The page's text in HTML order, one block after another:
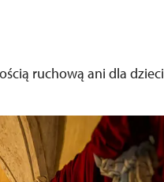
ruchową ani dla dzieci